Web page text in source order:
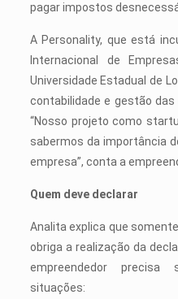
pagar impostos
A Personality, que está
Internacional de
Universidade Estadual de
contabilidade e gestão
“Nosso projeto como
sabermos da importância
empresa”, conta a
Quem deve declarar
Analita explica que
obriga a realização da
empreendedor
situações: